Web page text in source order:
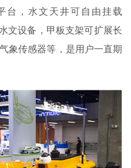
台，水文天井可自由挂载
文设备，甲板支架可扩展长
象传感器等，是用户一直期